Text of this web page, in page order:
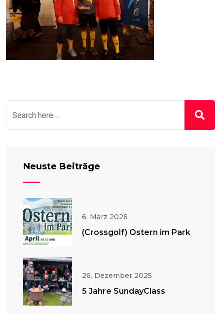
Neuste Beiträge
6. März 2026
(Crossgolf) Ostern im Park
26. Dezember 2025
5 Jahre SundayClass